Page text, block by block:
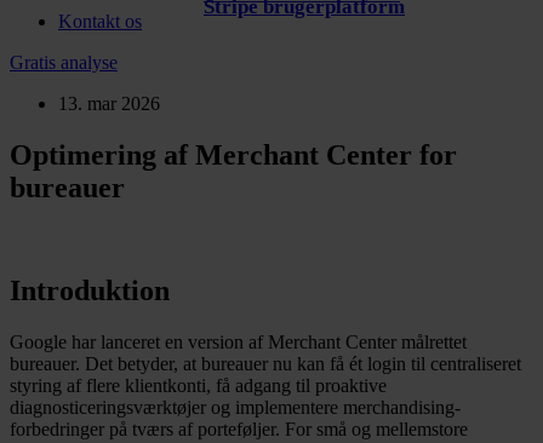
Stripe brugerplatform
Kontakt os
Gratis analyse
13. mar 2026
Optimering af Merchant Center for
bureauer
Introduktion
Google har lanceret en version af Merchant Center målrettet
bureauer. Det betyder, at bureauer nu kan få ét login til centraliseret
styring af flere klientkonti, få adgang til proaktive
diagnosticeringsværktøjer og implementere merchandising-
forbedringer på tværs af porteføljer. For små og mellemstore